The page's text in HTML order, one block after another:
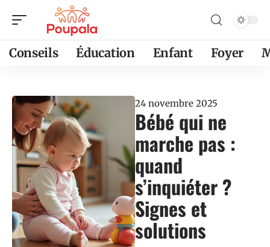
Conseils Éducation Enfant Foyer
24 novembre 2025
Bébé qui ne
marche pas :
quand
s’inquiéter ?
Signes et
solutions